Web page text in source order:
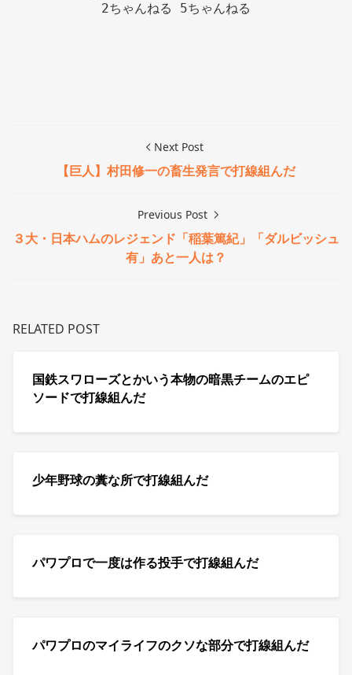
2ちゃんねる 5ちゃんねる
Next Post
【巨人】村田修一の畜生発言で打線組んだ
Previous Post
３大・日本ハムのレジェンド「稲葉篤紀」「ダルビッシュ
有」あと一人は？
RELATED POST
国鉄スワローズとかいう本物の暗黒チームのエピ
ソードで打線組んだ
少年野球の糞な所で打線組んだ
パワプロで一度は作る投手で打線組んだ
パワプロのマイライフのクソな部分で打線組んだ